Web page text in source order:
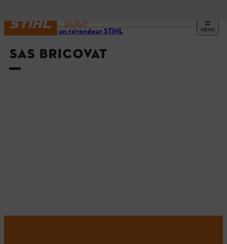
MENU
Trouvez un revendeur STIHL
SAS BRICOVAT